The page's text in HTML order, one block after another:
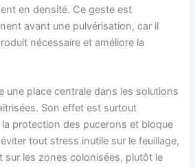
en densité. Ce geste est
avant une pulvérisation, car il
nécessaire et améliore la
une place centrale dans les solutions
Son effet est surtout
protection des pucerons et bloque
tout stress inutile sur le feuillage,
sur les zones colonisées, plutôt le